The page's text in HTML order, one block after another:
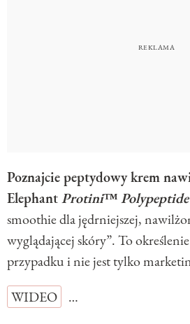
Poznajcie peptydowy krem
ElephantProtini™ Polypeptide
smoothie dla jędrniejszej,
wyglądającej skóry”. To
przypadku i nie jest tylko
WIDEO
…